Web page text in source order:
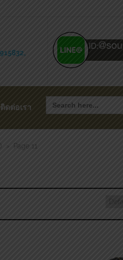
ติดต่อเรา
for:
> Page 11